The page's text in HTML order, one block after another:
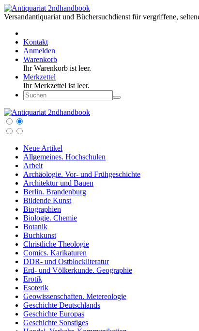
Versandantiquariat und Büchersuchdienst für vergriffene,
Kontakt
Anmelden
Warenkorb
Ihr Warenkorb ist leer.
Merkzettel
Ihr Merkzettel ist leer.
Neue Artikel
Allgemeines. Hochschulen
Arbeit
Archäologie. Vor- und Frühgeschichte
Architektur und Bauen
Berlin. Brandenburg
Bildende Kunst
Biographien
Biologie. Chemie
Botanik
Buchkunst
Christliche Theologie
Comics. Karikaturen
DDR- und Ostblockliteratur
Erd- und Völkerkunde. Geographie
Erotik
Esoterik
Geowissenschaften. Metereologie
Geschichte Deutschlands
Geschichte Europas
Geschichte Sonstiges